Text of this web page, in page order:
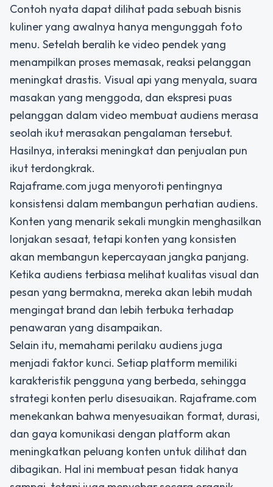
Contoh nyata dapat dilihat pada sebuah bisnis
kuliner yang awalnya hanya mengunggah foto
menu. Setelah beralih ke video pendek yang
menampilkan proses memasak, reaksi pelanggan
meningkat drastis. Visual api yang menyala, suara
masakan yang menggoda, dan ekspresi puas
pelanggan dalam video membuat audiens merasa
seolah ikut merasakan pengalaman tersebut.
Hasilnya, interaksi meningkat dan penjualan pun
ikut terdongkrak.
Rajaframe.com juga menyoroti pentingnya
konsistensi dalam membangun perhatian audiens.
Konten yang menarik sekali mungkin menghasilkan
lonjakan sesaat, tetapi konten yang konsisten
akan membangun kepercayaan jangka panjang.
Ketika audiens terbiasa melihat kualitas visual dan
pesan yang bermakna, mereka akan lebih mudah
mengingat brand dan lebih terbuka terhadap
penawaran yang disampaikan.
Selain itu, memahami perilaku audiens juga
menjadi faktor kunci. Setiap platform memiliki
karakteristik pengguna yang berbeda, sehingga
strategi konten perlu disesuaikan. Rajaframe.com
menekankan bahwa menyesuaikan format, durasi,
dan gaya komunikasi dengan platform akan
meningkatkan peluang konten untuk dilihat dan
dibagikan. Hal ini membuat pesan tidak hanya